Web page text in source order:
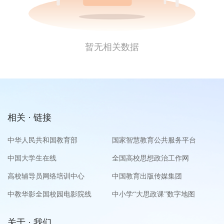
暂无相关数据
相关 · 链接
中华人民共和国教育部 国家智慧教育公共服务平台
中国大学生在线 全国高校思想政治工作网
高校辅导员网络培训中心 中国教育出版传媒集团
中教华影全国校园电影院线 中小学“大思政课”数字地图